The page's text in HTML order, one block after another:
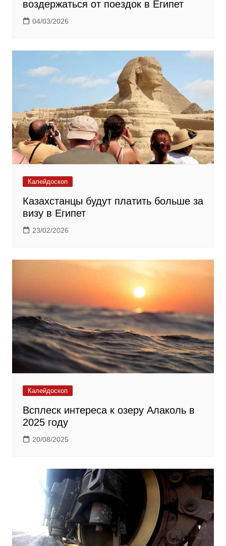
воздержаться от поездок в Египет
04/03/2026
Калейдоскоп
Казахстанцы будут платить больше за
визу в Египет
23/02/2026
Калейдоскоп
Всплеск интереса к озеру Алаколь в
2025 году
20/08/2025